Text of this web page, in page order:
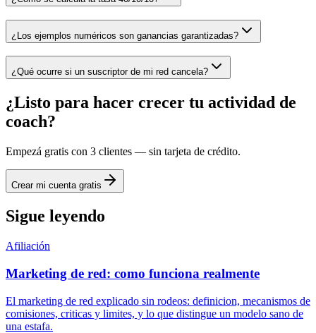
¿Los ejemplos numéricos son ganancias garantizadas?
¿Qué ocurre si un suscriptor de mi red cancela?
¿Listo para hacer crecer tu actividad de
coach?
Empezá gratis con 3 clientes — sin tarjeta de crédito.
Crear mi cuenta gratis
Sigue leyendo
Afiliación
Marketing de red: como funciona realmente
El marketing de red explicado sin rodeos: definicion, mecanismos de
comisiones, criticas y limites, y lo que distingue un modelo sano de
una estafa.